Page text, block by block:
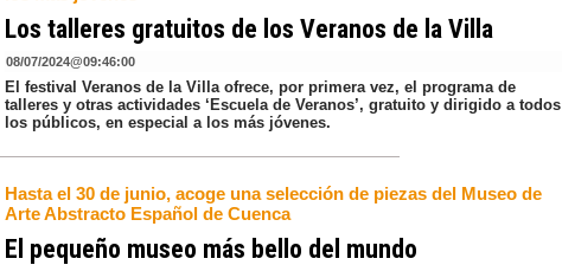
Los talleres gratuitos de los Veranos de la Villa
08/07/2024@09:46:00
El festival Veranos de la Villa ofrece, por primera vez, el programa de
talleres y otras actividades ‘Escuela de Veranos’, gratuito y dirigido a todos
los públicos, en especial a los más jóvenes.
Hasta el 30 de junio, acoge una selección de piezas del Museo de
Arte Abstracto Español de Cuenca
El pequeño museo más bello del mundo